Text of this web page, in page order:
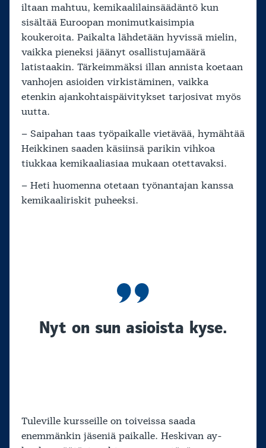
iltaan mahtuu, kemikaalilainsäädäntö kun
sisältää Euroopan monimutkaisimpia
koukeroita. Paikalta lähdetään hyvissä mielin,
vaikka pieneksi jäänyt osallistujamäärä
latistaakin. Tärkeimmäksi illan annista koetaan
vanhojen asioiden virkistäminen, vaikka
etenkin ajankohtaispäivitykset tarjosivat myös
uutta.
– Saipahan taas työpaikalle vietävää, hymähtää
Heikkinen saaden käsiinsä parikin vihkoa
tiukkaa kemikaaliasiaa mukaan otettavaksi.
– Heti huomenna otetaan työnantajan kanssa
kemikaaliriskit puheeksi.
Nyt on sun asioista kyse.
Tuleville kursseille on toiveissa saada
enemmänkin jäseniä paikalle. Heskivan ay-